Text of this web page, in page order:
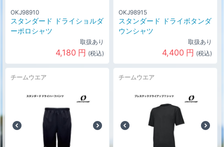
OKJ98910
スタンダード ドライショルダ
ーポロシャツ
取扱あり
4,180 円 (税込)
OKJ98915
スタンダード ドライボタンダ
ウンシャツ
取扱あり
4,400 円 (税込)
チームウエア チームウエア